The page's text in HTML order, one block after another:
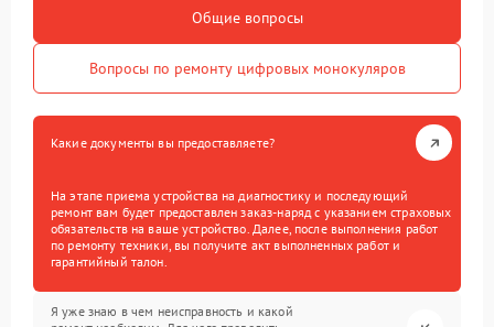
Общие вопросы
Вопросы по ремонту цифровых монокуляров
Какие документы вы предоставляете?
На этапе приема устройства на диагностику и последующий
ремонт вам будет предоставлен заказ-наряд с указанием страховых
обязательств на ваше устройство. Далее, после выполнения работ
по ремонту техники, вы получите акт выполненных работ и
гарантийный талон.
Я уже знаю в чем неисправность и какой